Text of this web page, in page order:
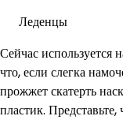
Леденцы
Сейчас используется
что, если слегка
прожжет скатерть
пластик.